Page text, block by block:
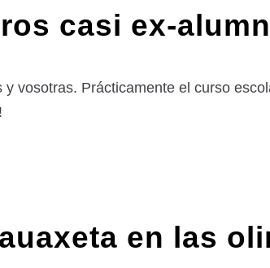
casi ex-
vosotras. Prácticamente el curso
en las